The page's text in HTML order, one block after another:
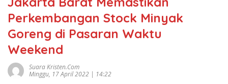
Perkembangan Stock Minyak
Goreng di Pasaran Waktu
Weekend
Suara Kristen.com
Minggu, 17 April 2022 | 14:22